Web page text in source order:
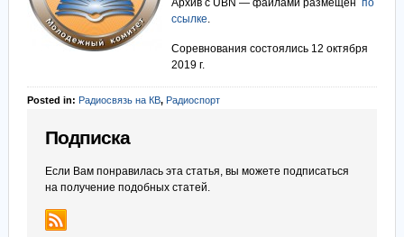
Архив с UBN — файлами размещён по
ссылке.
Соревнования состоялись 12 октября
2019 г.
Posted in: Радиосвязь на КВ, Радиоспорт
Подписка
Если Вам понравилась эта статья, вы можете подписаться
на получение подобных статей.